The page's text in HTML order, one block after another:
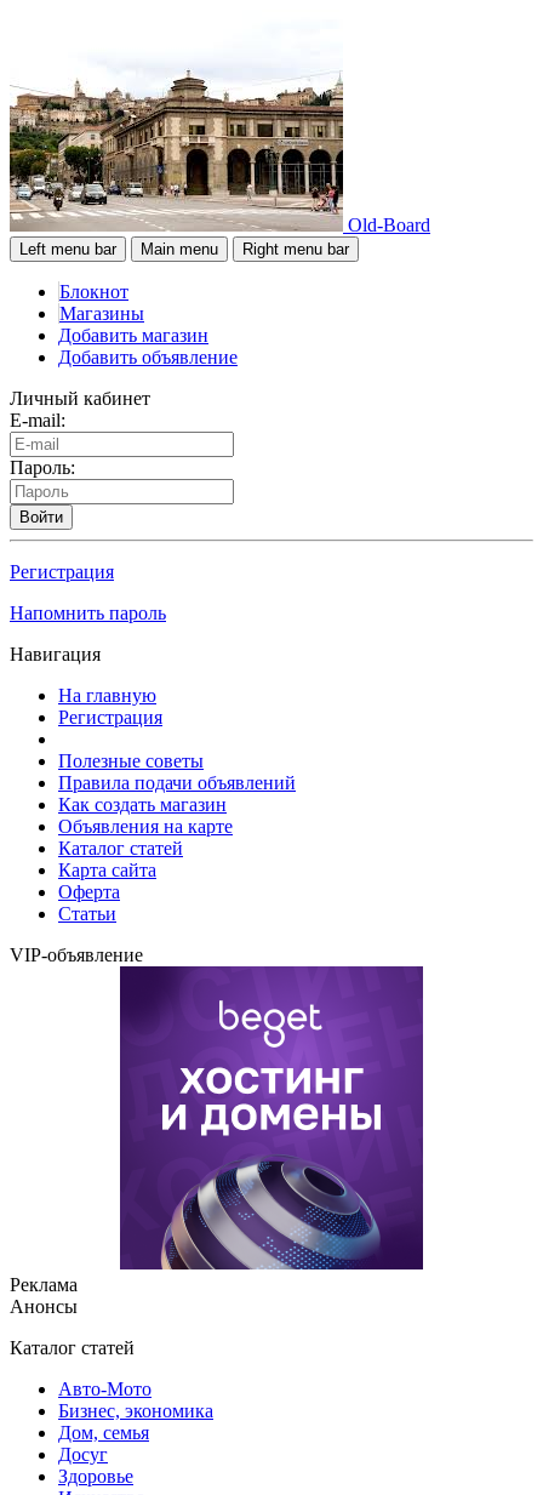
Old-Board
Left menu bar Main menu Right menu bar
Блокнот
Магазины
Добавить магазин
Добавить объявление
Личный кабинет
E-mail:
Пароль:
Войти
Регистрация
Напомнить пароль
Навигация
На главную
Регистрация
Полезные советы
Правила подачи объявлений
Как создать магазин
Объявления на карте
Каталог статей
Карта сайта
Оферта
Статьи
VIP-объявление
Реклама
Анонсы
Каталог статей
Авто-Мото
Бизнес, экономика
Дом, семья
Досуг
Здоровье